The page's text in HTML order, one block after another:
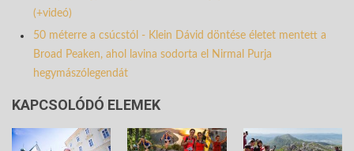
(+videó)
50 méterre a csúcstól - Klein Dávid döntése életet mentett a
Broad Peaken, ahol lavina sodorta el Nirmal Purja
hegymászólegendát
KAPCSOLÓDÓ ELEMEK